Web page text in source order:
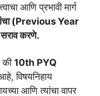
आणि प्रभावी मार्ग
(Previous Year
करणे.
की 10th PYQ
विषयनिहाय
आणि त्यांचा वापर